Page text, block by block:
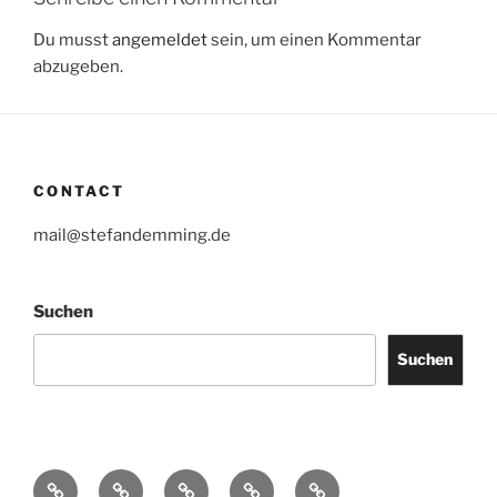
Du musstangemeldetsein, um einen Kommentar
abzugeben.
CONTACT
mail@stefandemming.de
Suchen
Suchen
Contact CV Text CataloguesIMPRINT